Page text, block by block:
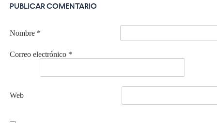
PUBLICAR COMENTARIO
Nombre *
Correo electrónico *
Web